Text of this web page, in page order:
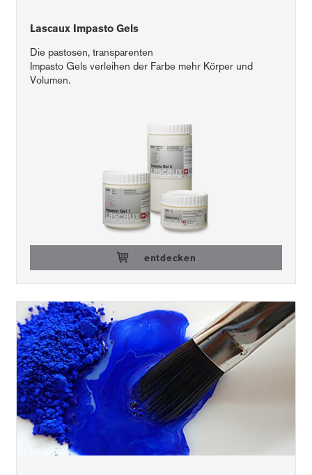
Lascaux Impasto Gels
Die pastosen, transparenten
Impasto Gels verleihen der Farbe mehr Körper und
Volumen.
entdecken